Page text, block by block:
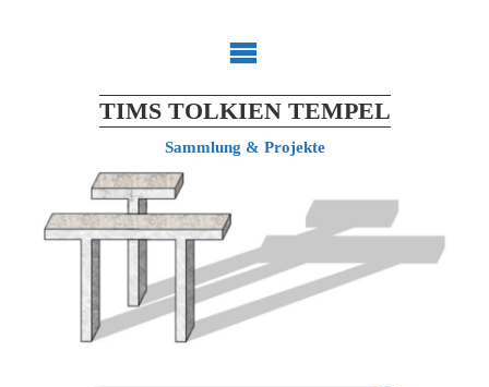
TIMS TOLKIEN TEMPEL
Sammlung & Projekte